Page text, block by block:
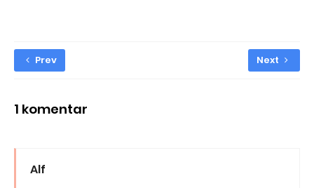
Prev Next
1 komentar
Alf